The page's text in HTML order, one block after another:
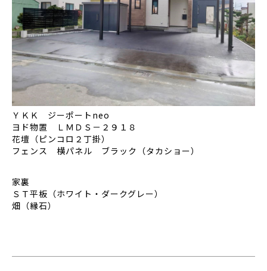
ＹＫＫ ジーポートneo
ヨド物置 ＬＭＤＳ－２９１８
花壇（ピンコロ２丁掛）
フェンス 横パネル ブラック（タカショー）
家裏
ＳＴ平板（ホワイト・ダークグレー）
畑（縁石）